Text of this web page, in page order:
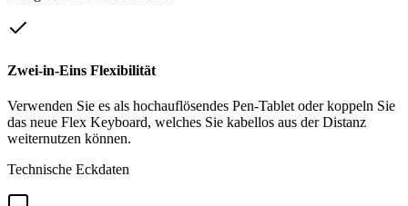
Zwei-in-Eins Flexibilität
Verwenden Sie es als hochauflösendes Pen-Tablet oder koppeln Sie
das neue Flex Keyboard, welches Sie kabellos aus der Distanz
weiternutzen können.
Technische Eckdaten